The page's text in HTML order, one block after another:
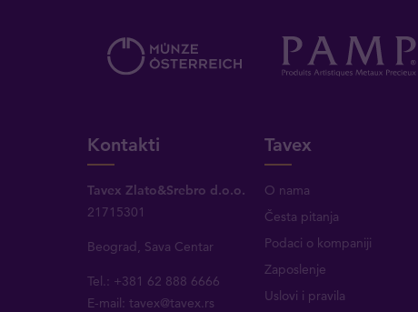
Kontakti
Tavex Zlato&Srebro d.o.o.
21715301
Beograd, Sava Centar
Tel.: +381 62 888 6666
E-mail:tavex@tavex.rs
Tavex
O nama
Česta pitanja
Podaci o kompaniji
Zaposlenje
Uslovi i pravila